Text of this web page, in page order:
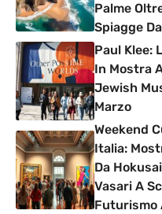
Palme
Spiagge
Paul Klee:
In Mostra
Jewish
Marzo
Weekend
Italia:
Da
Vasari A
Futurismo